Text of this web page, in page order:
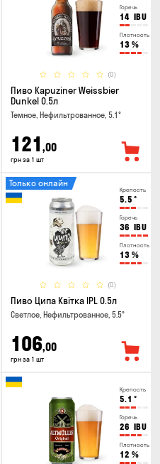
Горечь
14 IBU
Плотность
13 %
(0)
Пиво Kapuziner Weissbier
Dunkel 0.5л
Темное, Нефильтрованное, 5.1°
121 ,00
грн за 1 шт
Крепость
5.5 °
Горечь
36 IBU
Плотность
13 %
(0)
Только онлайн
Пиво Ципа Квітка IPL 0.5л
Светлое, Нефильтрованное, 5.5°
106,00
грн за 1 шт
Крепость
5.1 °
Горечь
26 IBU
Плотность
12 %